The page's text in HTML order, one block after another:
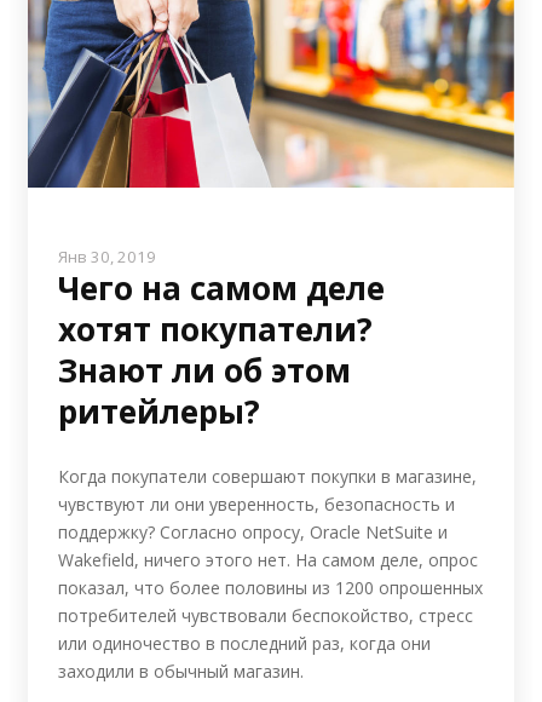
Янв 30, 2019
Чего на самом деле
хотят покупатели?
Знают ли об этом
ритейлеры?
Когда покупатели совершают покупки в магазине,
чувствуют ли они уверенность, безопасность и
поддержку? Согласно опросу, Oracle NetSuite и
Wakefield, ничего этого нет. На самом деле, опрос
показал, что более половины из 1200 опрошенных
потребителей чувствовали беспокойство, стресс
или одиночество в последний раз, когда они
заходили в обычный магазин.